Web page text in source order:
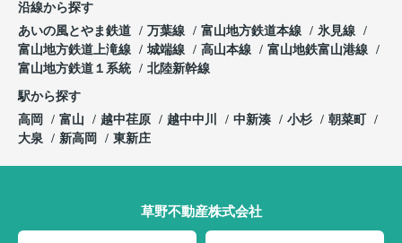
沿線から探す
あいの風とやま鉄道
万葉線 富山地方鉄道本線
氷見線
富山地方鉄道上滝線
城端線 高山本線
富山地鉄富山港線
富山地方鉄道１系統
北陸新幹線
駅から探す
高岡
富山 越中荏原 越中中川 中新湊 小杉
朝菜町
大泉
新高岡 東新庄
草野不動産株式会社